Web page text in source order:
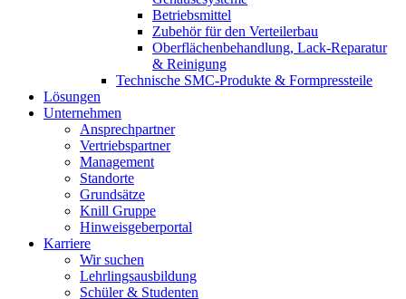
Betriebsmittel
Zubehör für den Verteilerbau
Oberflächenbehandlung, Lack-Reparatur
& Reinigung
Technische SMC-Produkte & Formpressteile
Lösungen
Unternehmen
Ansprechpartner
Vertriebspartner
Management
Standorte
Grundsätze
Knill Gruppe
Hinweisgeberportal
Karriere
Wir suchen
Lehrlingsausbildung
Schüler & Studenten